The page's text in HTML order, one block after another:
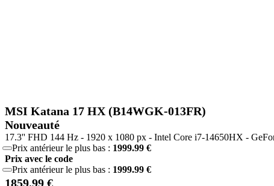
MSI Katana 17 HX (B14WGK-013FR)
Nouveauté
17.3'' FHD 144 Hz - 1920 x 1080 px - Intel Core i7-14650HX -
Prix antérieur le plus bas : 1999.99 €
Prix avec le code
Prix antérieur le plus bas : 1999.99 €
1859.99 €